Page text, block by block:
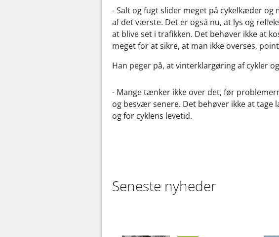
- Salt og fugt slider meget på cykelkæder og
af det værste. Det er også nu, at lys og
at blive set i trafikken. Det behøver ikke at
meget for at sikre, at man ikke overses,
Han peger på, at vinterklargøring af cykler
- Mange tænker ikke over det, før
og besvær senere. Det behøver ikke at
og for cyklens levetid.
Seneste nyheder